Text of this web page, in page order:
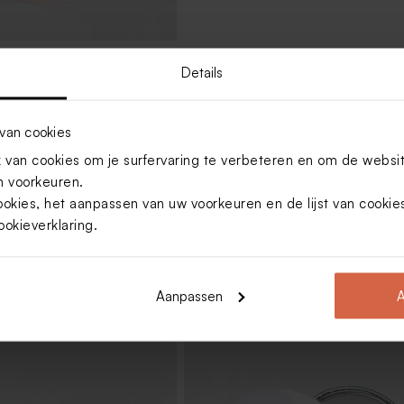
Details
cookies
cookies om je surfervaring te verbeteren en om de
voorkeuren.
het aanpassen van uw voorkeuren en de lijst van
.
Aanpassen
met aquarel en
weckpot (8,3 cm)
Toon meer